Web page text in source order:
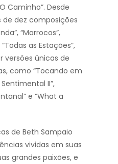
Caminho”. Desde
dez composições
“Marrocos”,
as Estações”,
versões únicas de
como “Tocando em
II”,
e “What a
de Beth Sampaio
vividas em suas
grandes paixões, e